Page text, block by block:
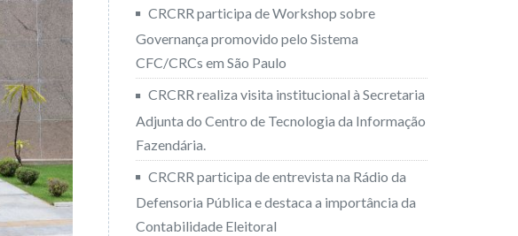
CRCRR participa de Workshop sobre
Governança promovido pelo Sistema
CFC/CRCs em São Paulo
CRCRR realiza visita institucional à Secretaria
Adjunta do Centro de Tecnologia da Informação
Fazendária.
CRCRR participa de entrevista na Rádio da
Defensoria Pública e destaca a importância da
Contabilidade Eleitoral